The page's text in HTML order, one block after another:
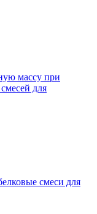
массу при
для
смеси для